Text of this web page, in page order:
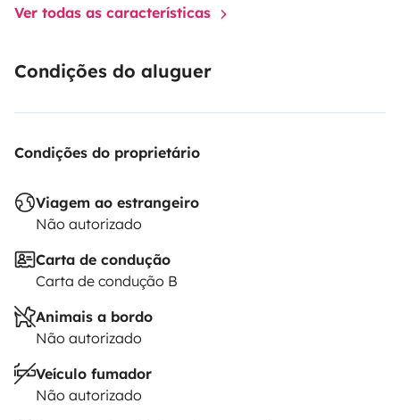
Ver todas as características
Condições do aluguer
Condições do proprietário
Viagem ao estrangeiro
Não autorizado
Carta de condução
Carta de condução B
Animais a bordo
Não autorizado
Veículo fumador
Não autorizado